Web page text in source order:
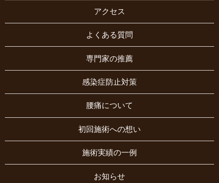
アクセス
よくある質問
専門家の推薦
感染症防止対策
腰痛について
初回施術への想い
施術実績の一例
お知らせ